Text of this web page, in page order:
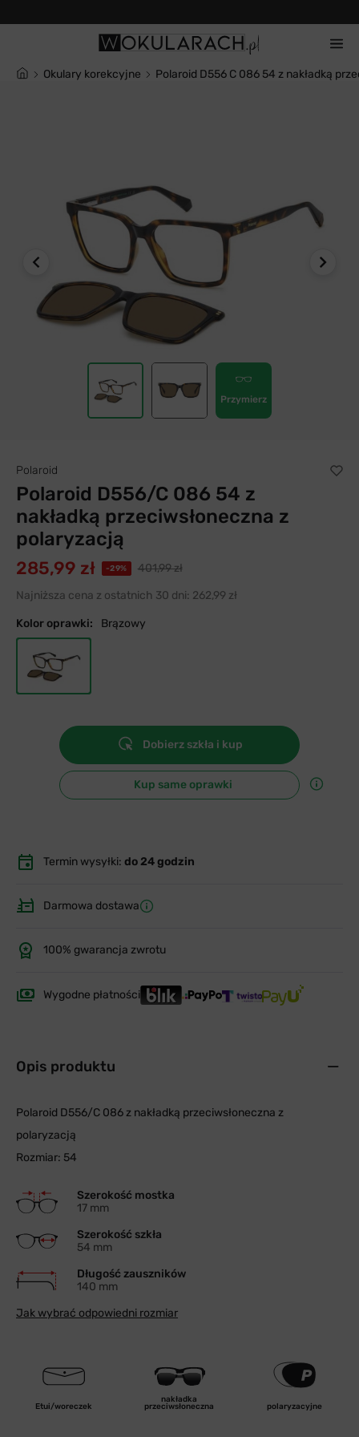
Okulary korekcyjne Polaroid D556 C 086 54 z nakładką
Przymierz
Polaroid
Polaroid D556/C 086 54 z
nakładką przeciwsłoneczna z
polaryzacją
285,99 zł -29%
401,99 zł
Najniższa cena z ostatnich 30 dni: 262,99 zł
Kolor oprawki: Brązowy
Dobierz szkła i kup
Kup same oprawki
Termin wysyłki: do 24 godzin
Darmowa dostawa
100% gwarancja zwrotu
Wygodne płatności
Opis produktu
Polaroid D556/C 086 z nakładką przeciwsłoneczna z
polaryzacją
Rozmiar: 54
Szerokość mostka
17 mm
Szerokość szkła
54 mm
Długość zauszników
140 mm
Jak wybrać odpowiedni rozmiar
Etui/woreczek
nakładka
przeciwsłoneczna polaryzacyjne